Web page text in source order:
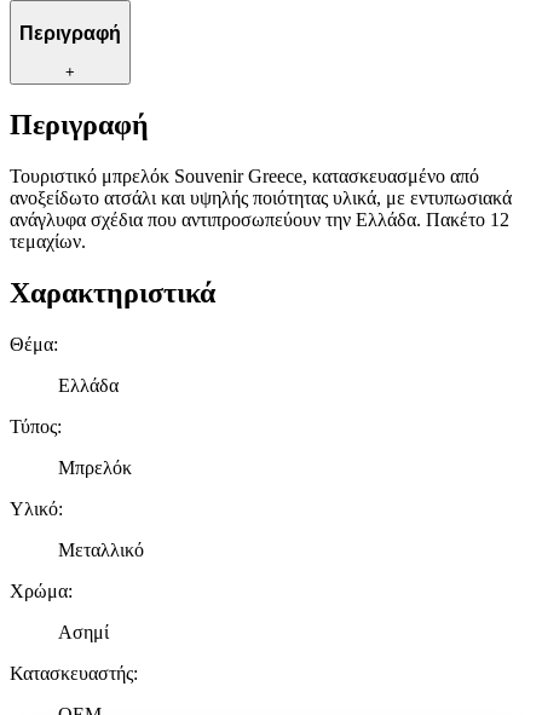
Περιγραφή
+
Περιγραφή
Τουριστικό μπρελόκ Souvenir Greece, κατασκευασμένο από
ανοξείδωτο ατσάλι και υψηλής ποιότητας υλικά, με εντυπωσιακά
ανάγλυφα σχέδια που αντιπροσωπεύουν την Ελλάδα. Πακέτο 12
τεμαχίων.
Χαρακτηριστικά
Θέμα:
Ελλάδα
Τύπος:
Μπρελόκ
Υλικό:
Μεταλλικό
Χρώμα:
Ασημί
Κατασκευαστής: